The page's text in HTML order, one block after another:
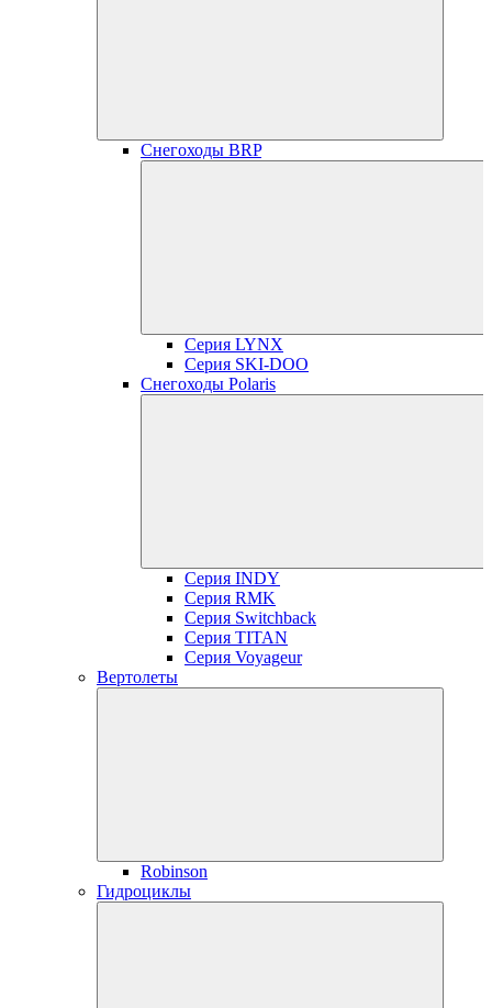
Снегоходы BRP
Серия LYNX
Серия SKI-DOO
Снегоходы Polaris
Серия INDY
Серия RMK
Серия Switchback
Серия TITAN
Серия Voyageur
Вертолеты
Robinson
Гидроциклы